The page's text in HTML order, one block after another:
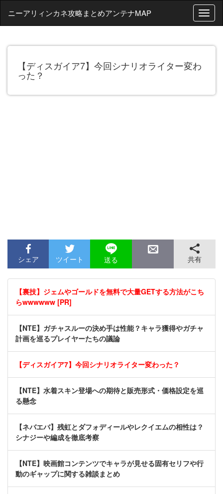
T
o
g
v
ニーアリィンカネ攻略まとめアンテナMAP
【ディスガイア7】今回シナリオライター変わ
った？
シェア ツイート 送る 共有
【裏技】ジェムやゴールドを無料で大量GETする方法がこち
らwwwwww [PR]
【NTE】ガチャスルーの決め手は性能？キャラ獲得やガチャ
計画を巡るプレイヤーたちの議論
【ディスガイア7】今回シナリオライター変わった？
【NTE】水着スキン登場への期待と販売形式・価格設定を巡
る懸念
【ネバエバ】残虹とダフォディールやレクイエムの相性は？
シナジーや編成を徹底考察
【NTE】映画館コンテンツでキャラが見せる固有セリフや行
動のギャップに関する雑談まとめ